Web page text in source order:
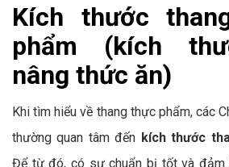
Kích thước
phẩm (kích
nâng thức ăn)
Khi tìm hiểu về thang thực phẩm, các
thường quan tâm đến kích thước
Để từ đó, có sự chuẩn bị tốt và